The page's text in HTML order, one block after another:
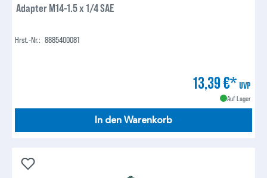
Adapter M14-1.5 x 1/4 SAE
Hrst.-Nr.: 8885400081
13,39 €* UVP
Auf Lager
In den Warenkorb